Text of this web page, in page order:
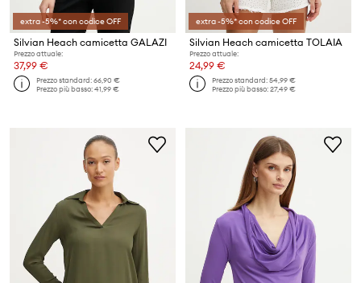
extra -5%* con codice OFF
Silvian Heach camicetta GALAZI
Prezzo attuale:
37,99 €
Prezzo standard:66,90 €
Prezzo più basso:41,99 €
extra -5%* con codice OFF
Silvian Heach camicetta TOLAIA
Prezzo attuale:
24,99 €
Prezzo standard:54,99 €
Prezzo più basso:27,49 €